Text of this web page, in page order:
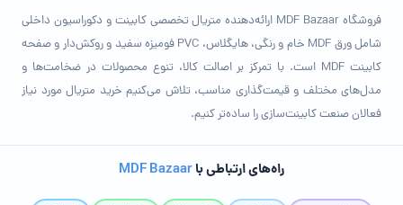
فروشگاه MDF Bazaar ارائه‌دهنده متریال تخصصی کابینت و دکوراسیون داخلی
شامل ورق MDF خام و رنگی، هایگلاس، PVC فومیزه سفید و روکش‌دار و صفحه
کابینت MDF است. با تمرکز بر اصالت کالا، تنوع محصولات در ضخامت‌ها و
مدل‌های مختلف و قیمت‌گذاری مناسب، تلاش می‌کنیم خرید متریال مورد نیاز
فعالان صنعت کابینت‌سازی را ساده‌تر کنیم.
راه‌های ارتباطی باMDF Bazaar